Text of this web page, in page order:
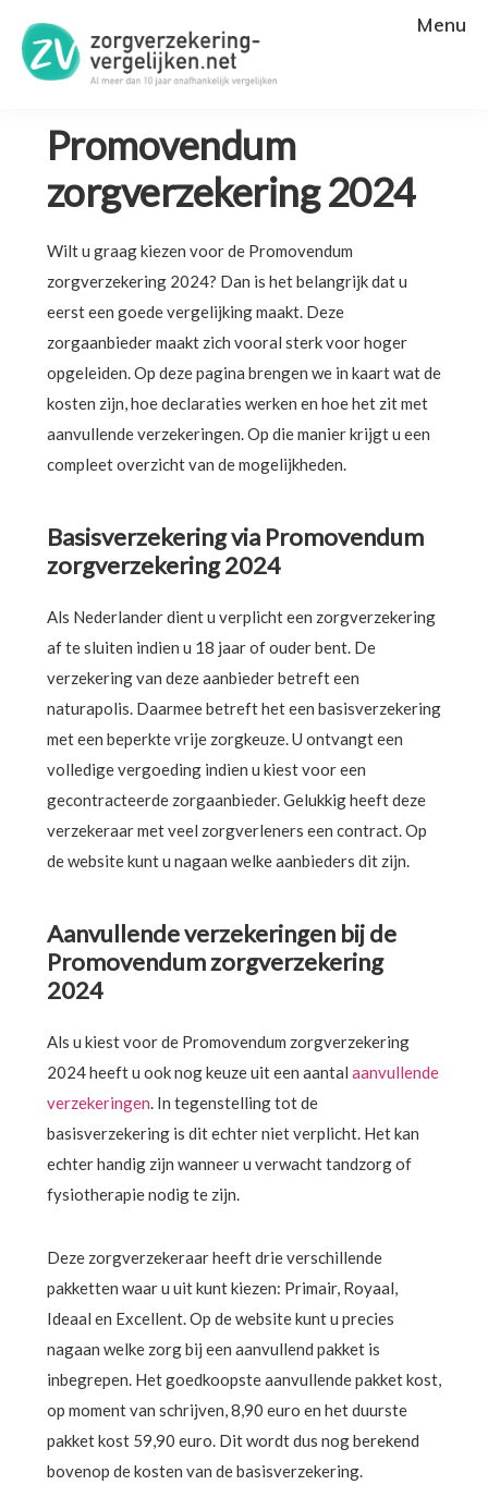
Menu
U bent hier:Home»Zorgverzekeraars
zorgverzekering 2024
Promovendum
zorgverzekering 2024
Wilt u graag kiezen voor de Promovendum
zorgverzekering 2024? Dan is het belangrijk dat u
eerst een goede vergelijking maakt. Deze
zorgaanbieder maakt zich vooral sterk voor hoger
opgeleiden. Op deze pagina brengen we in kaart wat de
kosten zijn, hoe declaraties werken en hoe het zit met
aanvullende verzekeringen. Op die manier krijgt u een
compleet overzicht van de mogelijkheden.
Basisverzekering via Promovendum
zorgverzekering 2024
Als Nederlander dient u verplicht een zorgverzekering
af te sluiten indien u 18 jaar of ouder bent. De
verzekering van deze aanbieder betreft een
naturapolis. Daarmee betreft het een basisverzekering
met een beperkte vrije zorgkeuze. U ontvangt een
volledige vergoeding indien u kiest voor een
gecontracteerde zorgaanbieder. Gelukkig heeft deze
verzekeraar met veel zorgverleners een contract. Op
de website kunt u nagaan welke aanbieders dit zijn.
Aanvullende verzekeringen bij de
Promovendum zorgverzekering
2024
Als u kiest voor de Promovendum zorgverzekering
2024 heeft u ook nog keuze uit een aantal aanvullende
verzekeringen. In tegenstelling tot de
basisverzekering is dit echter niet verplicht. Het kan
echter handig zijn wanneer u verwacht tandzorg of
fysiotherapie nodig te zijn.
Deze zorgverzekeraar heeft drie verschillende
pakketten waar u uit kunt kiezen: Primair, Royaal,
Ideaal en Excellent. Op de website kunt u precies
nagaan welke zorg bij een aanvullend pakket is
inbegrepen. Het goedkoopste aanvullende pakket kost,
op moment van schrijven, 8,90 euro en het duurste
pakket kost 59,90 euro. Dit wordt dus nog berekend
bovenop de kosten van de basisverzekering.